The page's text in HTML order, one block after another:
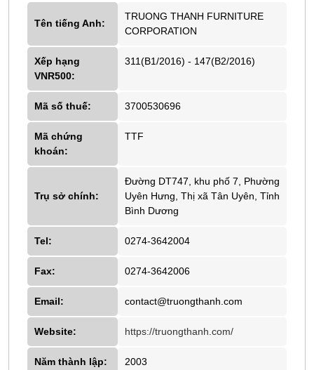
Tên tiếng Anh:
TRUONG THANH FURNITURE
CORPORATION
Xếp hạng
VNR500:
311(B1/2016) - 147(B2/2016)
Mã số thuế: 3700530696
Mã chứng
khoán:
TTF
Trụ sở chính:
Đường DT747, khu phố 7, Phường
Uyên Hưng, Thị xã Tân Uyên, Tỉnh
Bình Dương
Tel: 0274-3642004
Fax: 0274-3642006
Email: contact@truongthanh.com
Website: https://truongthanh.com/
Năm thành lập: 2003